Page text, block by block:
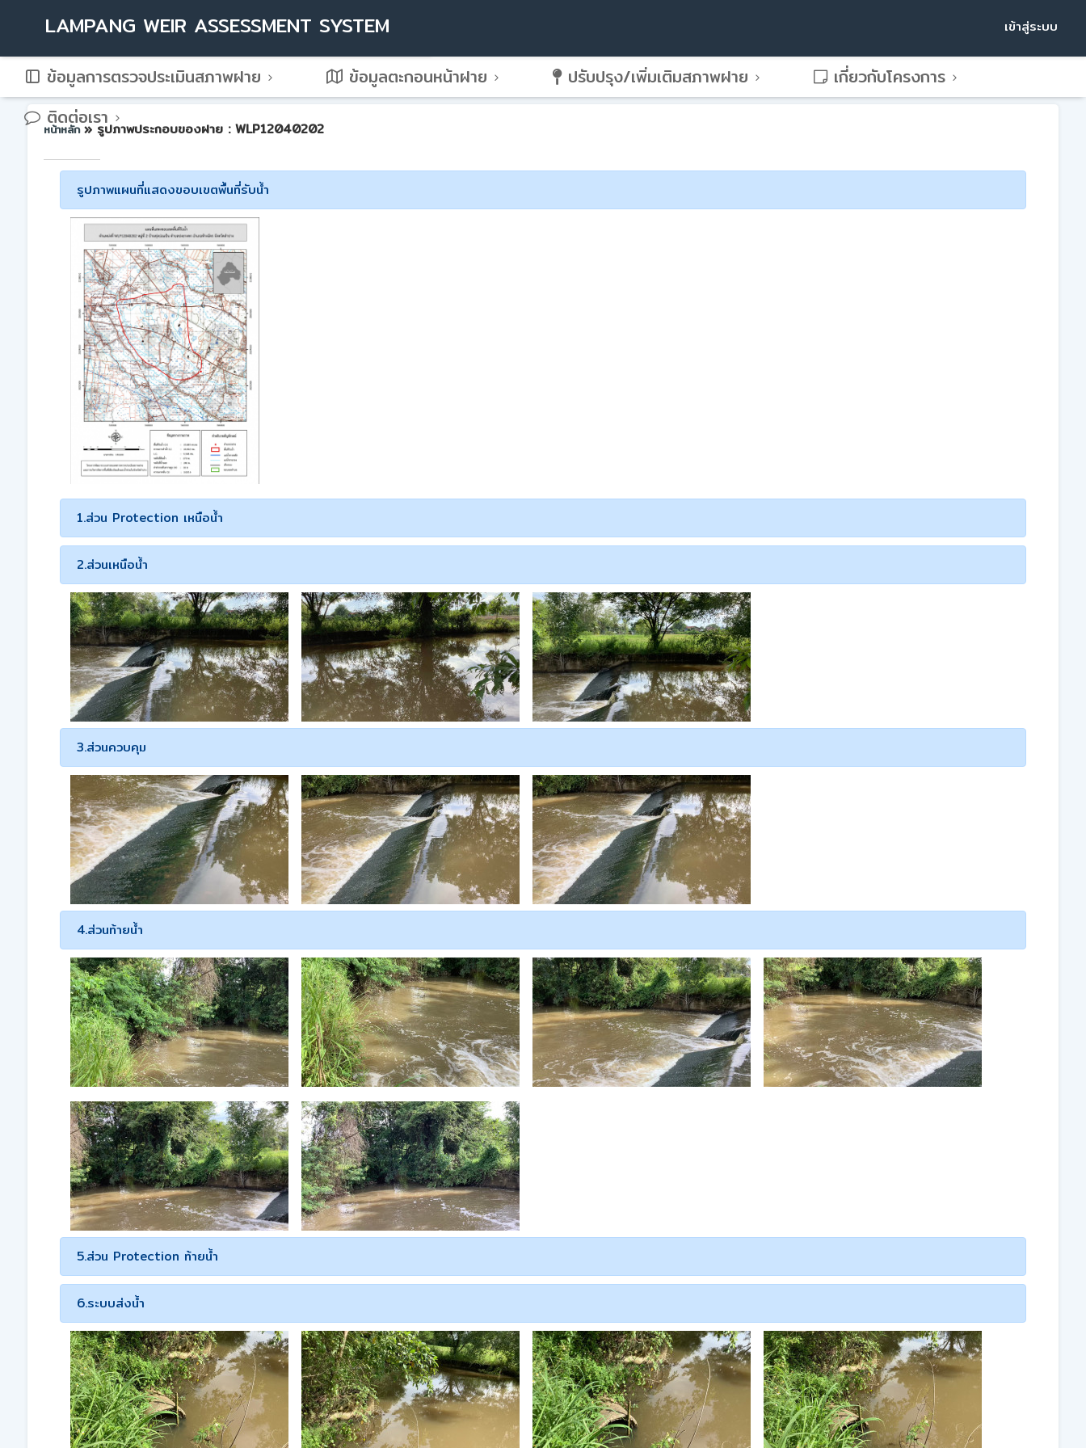
LAMPANG WEIR ASSESSMENT SYSTEM เข้าสู่ระบบ
ข้อมูลการตรวจประเมินสภาพฝาย ข้อมูลตะกอนหน้าฝาย ปรับปรุง/เพิ่มเติมสภาพฝาย
เกี่ยวกับโครงการ
ติดต่อเรา
หน้าหลัก » รูปภาพประกอบของฝาย : WLP12040202
รูปภาพแผนที่แสดงขอบเขตพื้นที่รับน้ำ
1.ส่วน Protection เหนือน้ำ
2.ส่วนเหนือน้ำ
3.ส่วนควบคุม
4.ส่วนท้ายน้ำ
5.ส่วน Protection ท้ายน้ำ
6.ระบบส่งน้ำ